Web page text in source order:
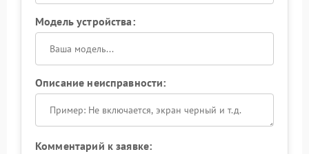
Модель устройства:
Описание неисправности:
Комментарий к заявке: